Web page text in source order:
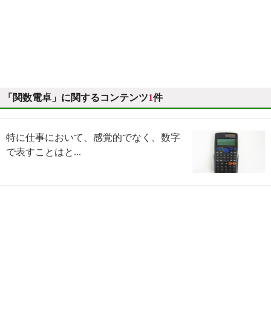
「関数電卓」に関するコンテンツ1件
特に仕事において、感覚的でなく、数字
で表すことはと...